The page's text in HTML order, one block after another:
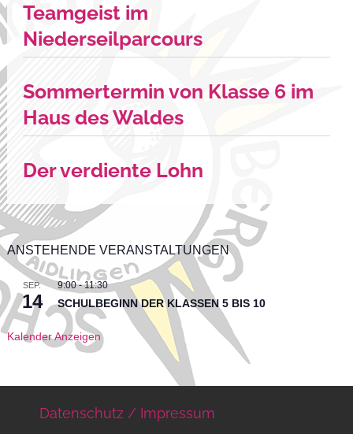
Teamgeist im
Niederseilparcours
Sommertermin von Klasse 6 im
Haus des Waldes
Der verdiente Lohn
ANSTEHENDE VERANSTALTUNGEN
SEP.
14
9:00-11:30
SCHULBEGINN DER KLASSEN 5 BIS 10
Kalender Anzeigen
Datenschutz / Impressum